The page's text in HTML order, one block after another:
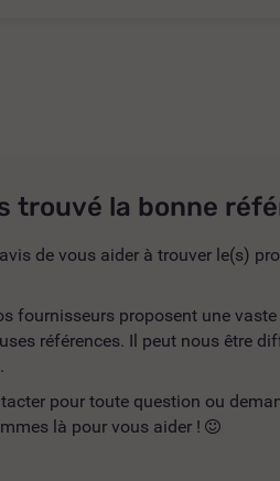
trouvé la bonne
de vous aider à trouver le(s)
fournisseurs proposent une
références. Il peut nous être
pour toute question ou
là pour vous aider !